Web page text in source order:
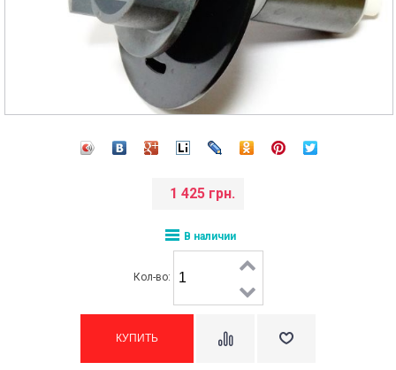
1 425 грн.
В наличии
Кол-во: